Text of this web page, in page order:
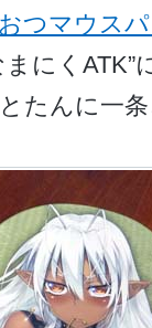
つマウス
まにく
たんに一